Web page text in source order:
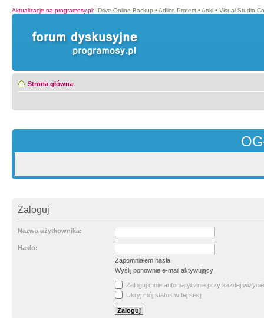
Aktualizacje na programosy.pl: IDrive Online Backup • Adlice Protect • Anki • Visual Studio
Strona główna
Zaloguj
Nazwa użytkownika:
Hasło:
Zapomniałem hasła
Wyślij ponownie e-mail aktywujący
Zaloguj mnie automatycznie przy każdej wizycie
Ukryj mój status w tej sesji